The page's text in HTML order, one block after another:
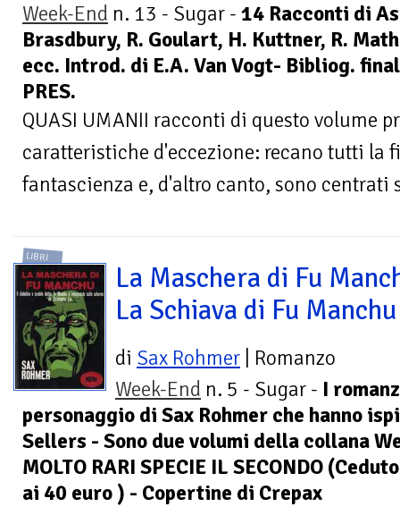
Week-End n. 13 - Sugar - 14 Racconti di
Brasdbury, R. Goulart, H. Kuttner, R.
ecc. Introd. di E.A. Van Vogt- Bibliog.
PRES.
QUASI UMANII racconti di questo volume
caratteristiche d'eccezione: recano tutti la
fantascienza e, d'altro canto, sono
LIBRI
La Maschera di Fu
La Schiava di Fu Manchu
di Sax Rohmer | Romanzo
Week-End n. 5 - Sugar - I
personaggio di Sax Rohmer che hanno
Sellers - Sono due volumi della collana
MOLTO RARI SPECIE IL SECONDO
ai 40 euro ) - Copertine di Crepax